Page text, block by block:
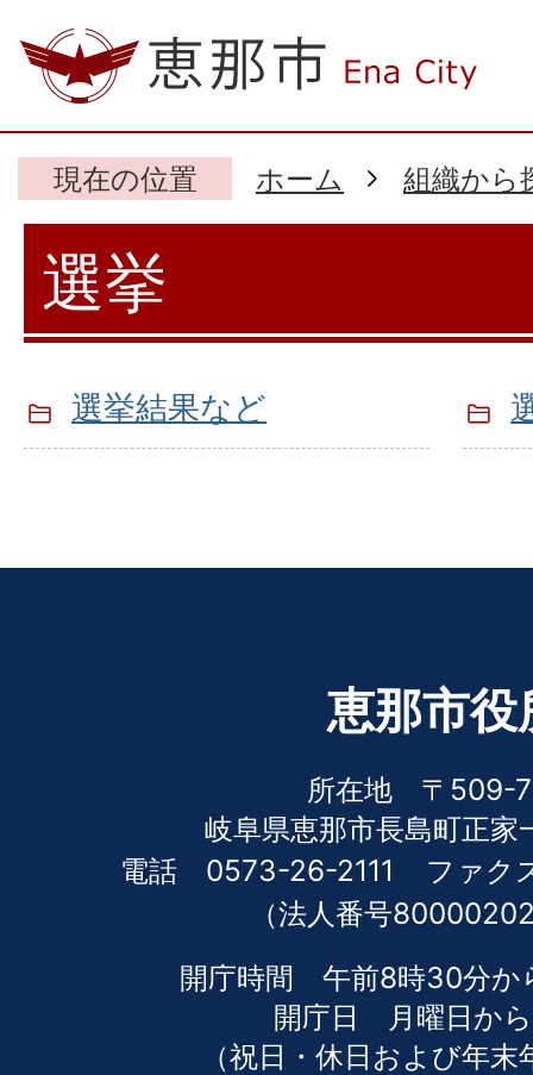
現在の位置 ホーム 組織から
選挙
選挙結果など
恵那市役
所在地 〒509-
岐阜県恵那市長島町正家
電話 0573-26-2111
ファ
（法人番号
開庁時間 午前8時30分か
開庁日 月曜日か
（祝日・休日および年